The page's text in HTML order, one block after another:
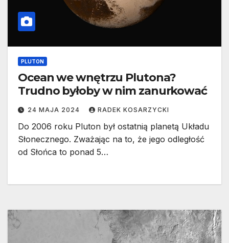
PLUTON
Ocean we wnętrzu Plutona?
Trudno byłoby w nim zanurkować
24 MAJA 2024 RADEK KOSARZYCKI
Do 2006 roku Pluton był ostatnią planetą Układu
Słonecznego. Zważając na to, że jego odległość
od Słońca to ponad 5…